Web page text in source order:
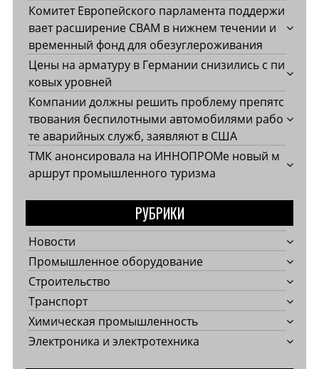
Комитет Европейского парламента поддержи
вает расширение CBAM в нижнем течении и
временный фонд для обезуглероживания
Цены на арматуру в Германии снизились с пи
ковых уровней
Компании должны решить проблему препятс
твования беспилотными автомобилями рабо
те аварийных служб, заявляют в США
ТМК анонсировала на ИННОПРОМе новый м
аршрут промышленного туризма
РУБРИКИ
Новости
Промышленное оборудование
Строительство
Транспорт
Химическая промышленность
Электроника и электротехника